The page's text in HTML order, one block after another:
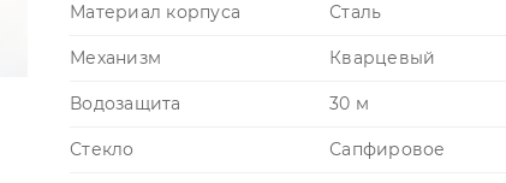
Материал корпуса Сталь
Механизм Кварцевый
Водозащита 30 м
Стекло Сапфировое